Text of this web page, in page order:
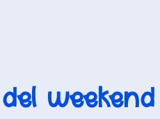
weekend